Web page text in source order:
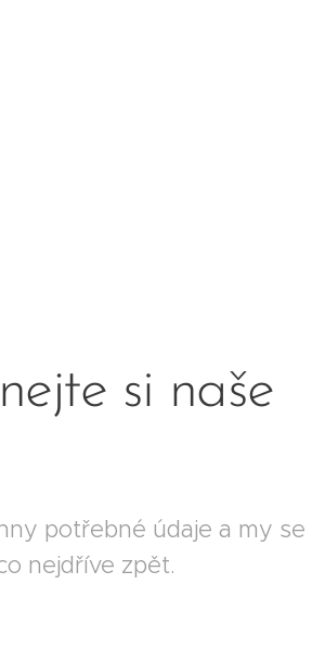
si naše
potřebné údaje a my se
nejdříve zpět.